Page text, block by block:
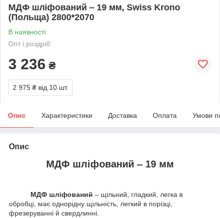
МДФ шліфований ‒ 19 мм, Swiss Krono
(Польща) 2800*2070
В наявності
Опт і роздріб
3 236 ₴
2 975 ₴ від 10 шт.
Опис Характеристики Доставка Оплата Умови
Опис
МДФ шліфований ‒ 19 мм
МДФ шліфований ‒ щільний, гладкий, легка в
обробці, має однорідну щільність, легкий в порізці,
фрезеруванні й свердлинні.